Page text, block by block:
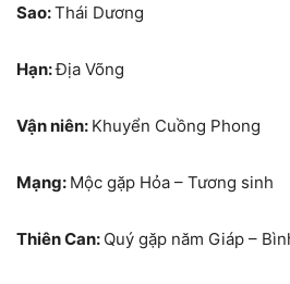
Sao:Thái Dương
Hạn:Địa Võng
Vận niên: Khuyển Cuồng Phong
Mạng: Mộc gặp Hỏa – Tương sinh
Thiên Can: Quý gặp năm Giáp –